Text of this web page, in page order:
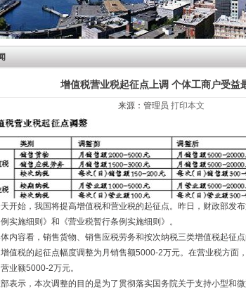
增值税营业税起征点上调 个体工商户受益
来源：管理员 打印本文
开始，我国将提高增值税和营业税的起征点。昨日，财政部发
实施细则》和《营业税暂行条例实施细则》。
内容看，销售货物、销售应税劳务和按次纳税三类增值税起征
值税的起征点幅度调整为月销售额5000-2万元。在营业税方面
业额5000-2万元。
表示，本次调整的目的是为了贯彻落实国务院关于支持小型和